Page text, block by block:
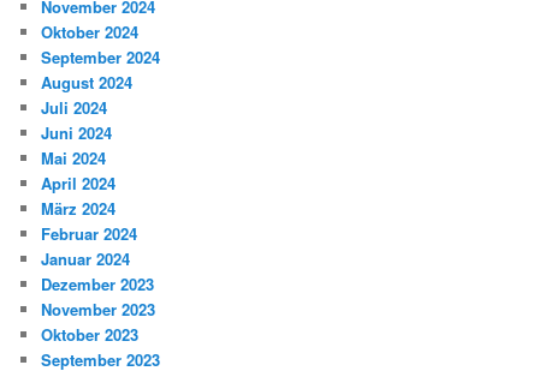
November 2024
Oktober 2024
September 2024
August 2024
Juli 2024
Juni 2024
Mai 2024
April 2024
März 2024
Februar 2024
Januar 2024
Dezember 2023
November 2023
Oktober 2023
September 2023